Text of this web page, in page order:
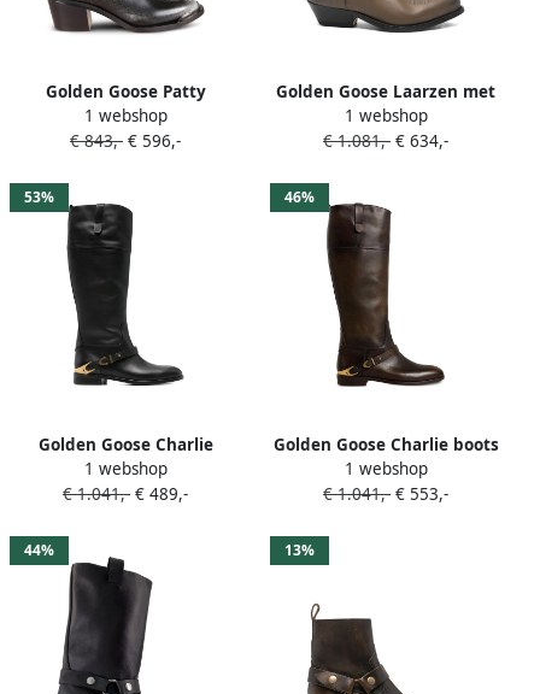
Golden Goose Patty
enkellaarzen Zwart
1 webshop
€ 843,- € 596,-
Golden Goose Laarzen met
suède-applicatie Beige
1 webshop
€ 1.081,- € 634,-
53%
Golden Goose Charlie
knielaarzen met gesp Zwart
1 webshop
€ 1.041,- € 489,-
46%
Golden Goose Charlie boots
Bruin
1 webshop
€ 1.041,- € 553,-
44% 13%